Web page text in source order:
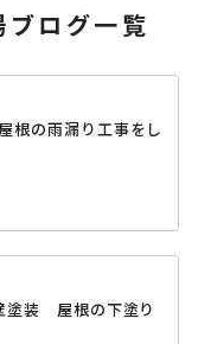
ログ一覧
根の雨漏り工事をし
塗装 屋根の下塗り